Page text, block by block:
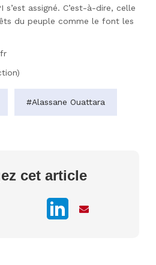
s’est assigné. C’est-à-dire, celle
du peuple comme le font les
#Alassane Ouattara
cet article